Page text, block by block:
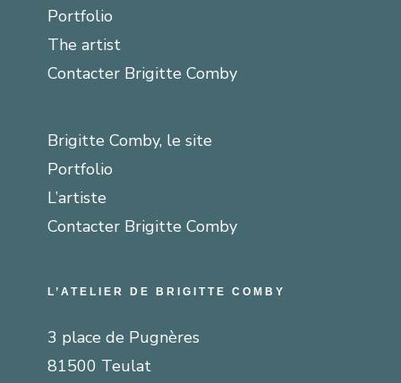
Portfolio
The artist
Contacter Brigitte Comby
Brigitte Comby, le site
Portfolio
L’artiste
Contacter Brigitte Comby
L’ATELIER DE BRIGITTE COMBY
3 place de Pugnères
81500 Teulat